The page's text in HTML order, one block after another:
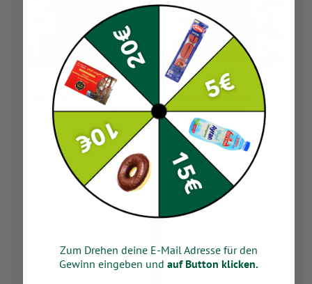
Tadim Sonnenblumen
Schw. Reichlich Gesalzen
1.49
1000 Gramm =
9,93
Besler Aycekirdegi
normal gezalzen
2.49
1000 Gramm =
9,96
Zum Drehen deine E-Mail Adresse für den
Gewinn eingeben und auf Button klicken.